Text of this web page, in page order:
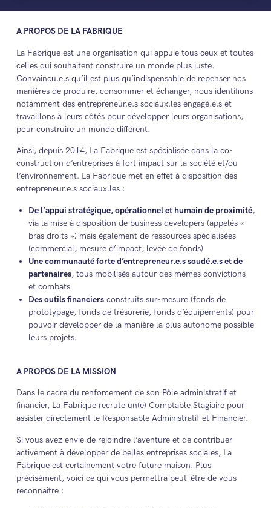
A PROPOS DE LA FABRIQUE
La Fabrique est une organisation qui appuie tous ceux et toutes
celles qui souhaitent construire un monde plus juste.
Convaincu.e.s qu’il est plus qu’indispensable de repenser nos
manières de produire, consommer et échanger, nous identifions
notamment des entrepreneur.e.s sociaux.les engagé.e.s et
travaillons à leurs côtés pour développer leurs organisations,
pour construire un monde différent.
Ainsi, depuis 2014, La Fabrique est spécialisée dans la co-
construction d’entreprises à fort impact sur la société et/ou
l’environnement. La Fabrique met en effet à disposition des
entrepreneur.e.s sociaux.les :
De l’appui stratégique, opérationnel et humain de proximité,
via la mise à disposition de business developers (appelés «
bras droits ») mais également de ressources spécialisées
(commercial, mesure d’impact, levée de fonds)
Une communauté forte d’entrepreneur.e.s soudé.e.s et de
partenaires, tous mobilisés autour des mêmes convictions
et combats
Des outils financiersconstruits sur-mesure (fonds de
prototypage, fonds de trésorerie, fonds d’équipements) pour
pouvoir développer de la manière la plus autonome possible
leurs projets.
A PROPOS DE LA MISSION
Dans le cadre du renforcement de son Pôle administratif et
financier, La Fabrique recrute un(e) Comptable Stagiaire pour
assister directement le Responsable Administratif et Financier.
Si vous avez envie de rejoindre l’aventure et de contribuer
activement à développer de belles entreprises sociales, La
Fabrique est certainement votre future maison. Plus
précisément, voici ce qui vous permettra peut-être de vous
reconnaître :